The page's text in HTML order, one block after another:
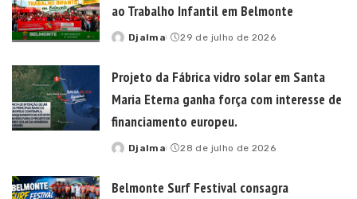
ao Trabalho Infantil em Belmonte
Posted
Djalma 29 de julho de 2026
Projeto da Fábrica vidro solar em Santa
Maria Eterna ganha força com interesse de
financiamento europeu.
Posted
Djalma 28 de julho de 2026
Belmonte Surf Festival consagra